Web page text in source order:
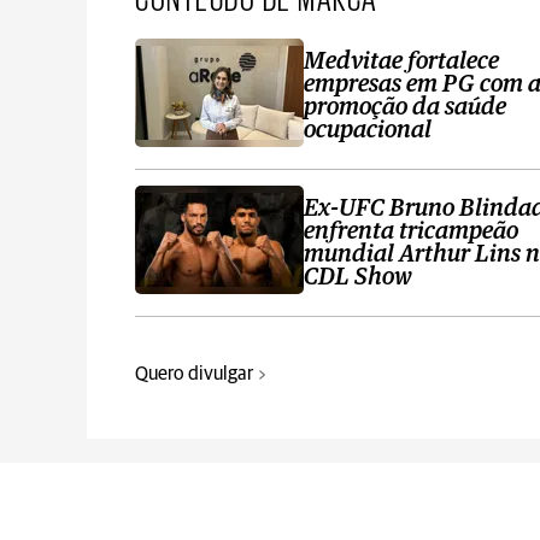
Medvitae fortalece
empresas em PG com a
promoção da saúde
ocupacional
Ex-UFC Bruno
enfrenta tricampeão
mundial Arthur Lins
CDL Show
Quero divulgar